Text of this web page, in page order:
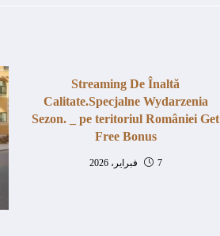
Streaming De Înaltă
Calitate.Specjalne Wydarzenia
Sezon. _ pe teritoriul României Get
Free Bonus
7 فبراير، 2026